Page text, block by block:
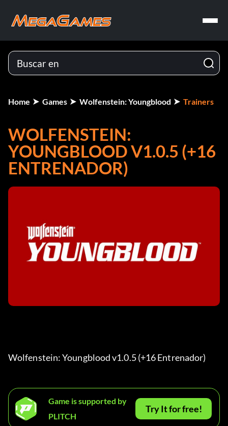
Home Games Wolfenstein: Youngblood Trainers
WOLFENSTEIN:
YOUNGBLOOD V1.0.5 (+16
ENTRENADOR)
Wolfenstein: Youngblood v1.0.5 (+16 Entrenador)
Game is supported by
PLITCH
Try It for free!